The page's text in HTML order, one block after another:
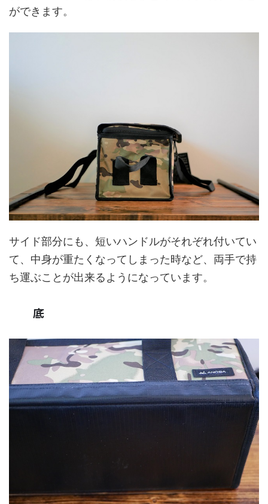
ができます。
サイド部分にも、短いハンドルがそれぞれ付いてい
て、中身が重たくなってしまった時など、両手で持
ち運ぶことが出来るようになっています。
底